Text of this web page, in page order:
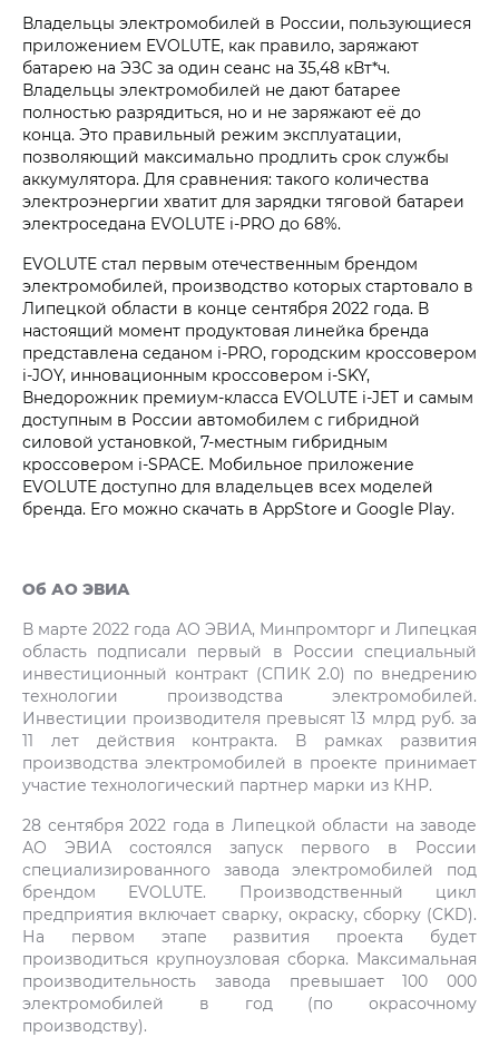
Владельцы электромобилей в России, пользующиеся
приложением EVOLUTE, как правило, заряжают
батарею на ЭЗС за один сеанс на 35,48 кВт*ч.
Владельцы электромобилей не дают батарее
полностью разрядиться, но и не заряжают её до
конца. Это правильный режим эксплуатации,
позволяющий максимально продлить срок службы
аккумулятора. Для сравнения: такого количества
электроэнергии хватит для зарядки тяговой батареи
электроседана EVOLUTE i‑PRO до 68%.
EVOLUTE стал первым отечественным брендом
электромобилей, производство которых стартовало в
Липецкой области в конце сентября 2022 года. В
настоящий момент продуктовая линейка бренда
представлена седаном i‑PRO, городским кроссовером
i‑JOY, инновационным кроссовером i‑SKY,
Внедорожник премиум-класса EVOLUTE i‑JET и самым
доступным в России автомобилем с гибридной
силовой установкой, 7-местным гибридным
кроссовером i‑SPACE. Мобильное приложение
EVOLUTE доступно для владельцев всех моделей
бренда. Его можно скачать в AppStore и Google Play.
Об АО ЭВИА
В марте 2022 года АО ЭВИА, Минпромторг и Липецкая
область подписали первый в России специальный
инвестиционный контракт (СПИК 2.0) по внедрению
технологии производства электромобилей.
Инвестиции производителя превысят 13 млрд руб. за
11 лет действия контракта. В рамках развития
производства электромобилей в проекте принимает
участие технологический партнер марки из КНР.
28 сентября 2022 года в Липецкой области на заводе
АО ЭВИА состоялся запуск первого в России
специализированного завода электромобилей под
брендом EVOLUTE. Производственный цикл
предприятия включает сварку, окраску, сборку (CKD).
На первом этапе развития проекта будет
производиться крупноузловая сборка. Максимальная
производительность завода превышает 100 000
электромобилей в год (по окрасочному
производству).